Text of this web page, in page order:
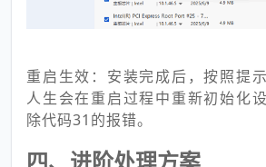
重启生效：安装完成后，按照提
人生会在重启过程中重新初始化
除代码31的报错。
四、进阶处理方案